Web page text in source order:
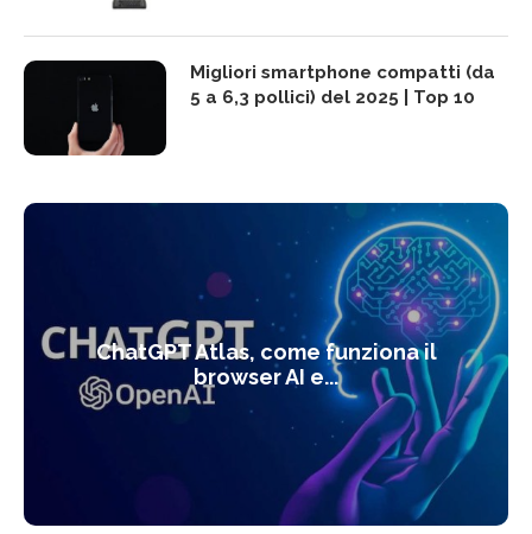
Migliori smartphone compatti (da
5 a 6,3 pollici) del 2025 | Top 10
ChatGPT Atlas, come funziona il
browser AI e...